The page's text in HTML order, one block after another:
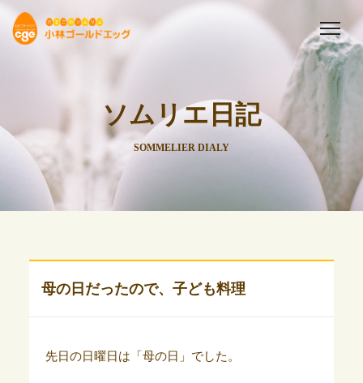
ソムリエ日記
SOMMELIER DIALY
母の日だったので、子ども料理
先日の日曜日は「母の日」でした。